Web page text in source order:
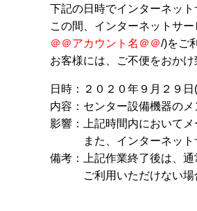
下記の日時でインターネット
この間、インターネットサ
＠＠アカウント名＠＠/)をご
お客様には、ご不便をおか
日時：２０２０年９月２９
内容：センター設備機器の
影響：上記時間内において
また、インターネットサ
備考：上記作業終了後は、通
ご利用いただけない場合